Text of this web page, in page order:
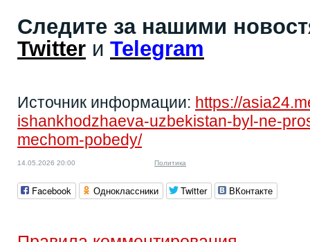
Следите за нашими
Twitter и Telegram
Источник информации: https://
ishankhodzhaeva-uzbekistan-byl-ne-
mechom-pobedy/
14.05.2026 20:00 Политика
Facebook Одноклассники Twitter ВКонтакте